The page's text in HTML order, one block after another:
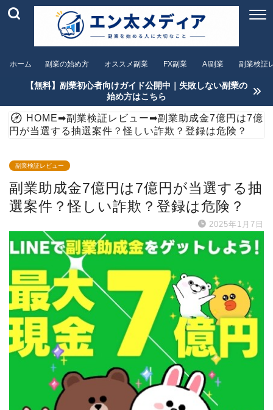
ホーム 副業の始め方 オススメ副業 FX副業 AI副業 副業検証
【無料】副業初心者向けガイド公開中｜失敗しない副業の
始め方はこちら
HOME➡副業検証レビュー➡副業助成金7億円は7億
円が当選する抽選案件？怪しい詐欺？登録は危険？
副業検証レビュー
副業助成金7億円は7億円が当選する抽
選案件？怪しい詐欺？登録は危険？
2025年1月7日